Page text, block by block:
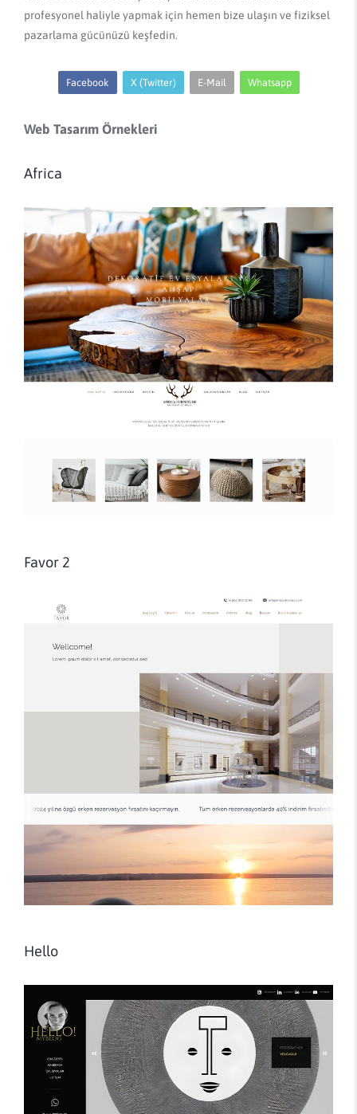
profesyonel haliyle yapmak için hemen bize ulaşın ve fiziksel
pazarlama gücünüzü keşfedin.
Facebook X (Twitter) E-Mail Whatsapp
Web Tasarım Örnekleri
Africa
Favor 2
Hello